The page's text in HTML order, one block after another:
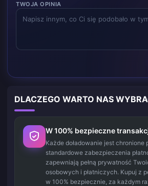
TWOJA OPINIA
DLACZEGO WARTO NAS
W 100% bezpieczne
Każde doładowanie jest
standardowe zabezpieczenia
zapewniają pełną prywatność
osobowych i płatniczych. Kupuj z
w 100% bezpiecznie, za każdym